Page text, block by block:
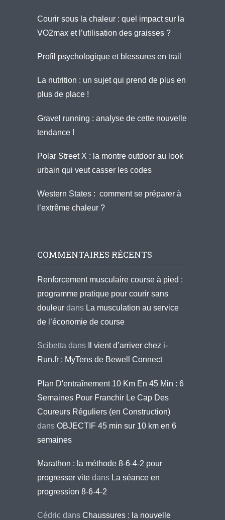
Courir sous la chaleur : quel impact sur la
VO2max et l’utilisation des graisses ?
Profil psychologique et blessures en trail
La nutrition : un sujet qui prend de plus en
plus de place !
Gravel running : analyse de cette nouvelle
tendance !
Polar Street X : la montre outdoor au look
urbain qui veut casser les codes
Western States : comment se préparer à
l’extrême chaleur ?
COMMENTAIRES RÉCENTS
Renforcement musculaire course à pied :
programme pratique pour courir sans
douleur dans La musculation au service
de l’économie de course
Scibetta dans
Il vient d’arriver chez i-
Run.fr : MyTens de Bewell Connect
Plan D'entraînement 10 Km En 45 Min : 6
Semaines Pour Franchir Le Cap Des
Coureurs Réguliers (en Construction)
dans OBJECTIF 45 min sur 10 km en 6
semaines
Marathon : la méthode 8-6-4-2 pour
progresser vite dans La séance en
progression 8-6-4-2
Cédric dans Chaussures : la nouvelle